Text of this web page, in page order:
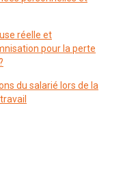
réelle et
pour la perte
du salarié lors de la